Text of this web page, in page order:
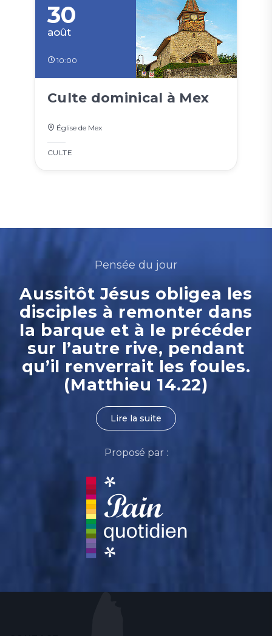
30
août
10:00
Culte dominical à Mex
Église de Mex
CULTE
Pensée du jour
Aussitôt Jésus obligea les
disciples à remonter dans
la barque et à le précéder
sur l’autre rive, pendant
qu’il renverrait les foules.
(Matthieu 14.22)
Lire la suite
Proposé par :